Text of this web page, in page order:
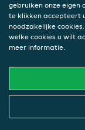
Spaanse
€ 12,00
incl. statiegeld (€
Pasta al
Roomsaus
gebruiken onze eigen
te klikken accepteert
noodzakelijke
welke cookies u wilt
meer informatie.